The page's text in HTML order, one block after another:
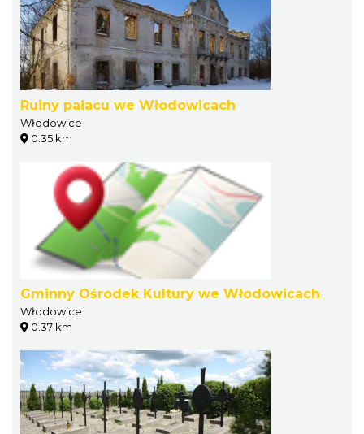
Ruiny pałacu we Włodowicach
Włodowice
0.35 km
Gminny Ośrodek Kultury we Włodowicach
Włodowice
0.37 km